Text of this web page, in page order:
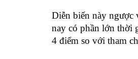
Diễn biến này ngược
nay có phần lớn thời
4 điểm so với tham